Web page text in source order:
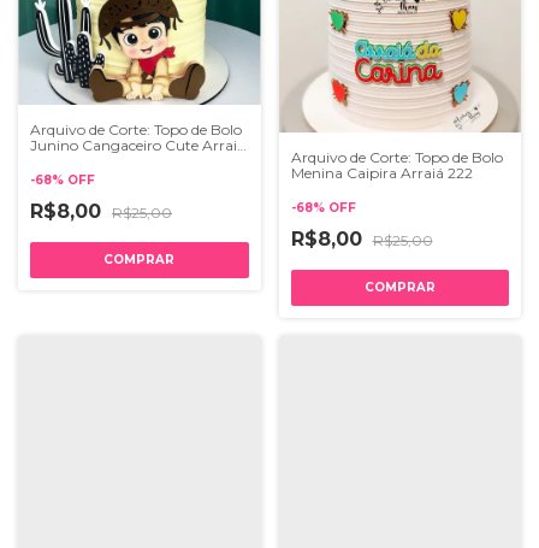
Arquivo de Corte: Topo de Bolo
Junino Cangaceiro Cute Arraiá
-68% OFF
R$8,00 R$25,00
Arquivo de Corte: Topo de Bolo
Menina Caipira Arraiá 222
-68% OFF
R$8,00 R$25,00